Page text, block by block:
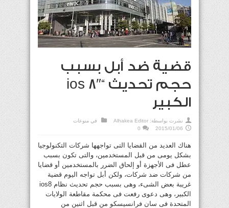
قضية ضد أبل بسبب
حجم تحديث “ios 8″
الكبير
نشرت بواسطة: Alhakea Editor في منوعات
2015/01/06
0
هناك العديد من القضايا التى تواجهها شركات التكنولوجيا
بشكل يومى من قبل المستخدمين، والتى تكون بسبب
عطل فى الأجهزة أو إلحاق الضرر بالمستخدمين أو قضايا
من شركات ضد شركات، ولكن أبل تواجه اليوم قضية
غريبة بعض الشىء، وهى بسبب حجم تحديث نظام ios8
الكبير، وهى دعوى رفعت فى محكمة مقاطعة الولايات
المتحدة فى سان فرانسيسكو من قبل اثنين من